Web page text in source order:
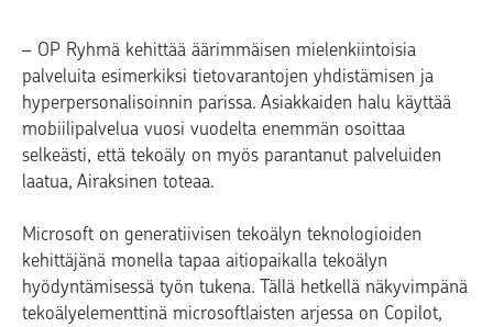
– OP Ryhmä kehittää äärimmäisen mielenkiintoisia
palveluita esimerkiksi tietovarantojen yhdistämisen ja
hyperpersonalisoinnin parissa. Asiakkaiden halu käyttää
mobiilipalvelua vuosi vuodelta enemmän osoittaa
selkeästi, että tekoäly on myös parantanut palveluiden
laatua, Airaksinen toteaa.
Microsoft on generatiivisen tekoälyn teknologioiden
kehittäjänä monella tapaa aitiopaikalla tekoälyn
hyödyntämisessä työn tukena. Tällä hetkellä näkyvimpänä
tekoälyelementtinä microsoftlaisten arjessa on Copilot,